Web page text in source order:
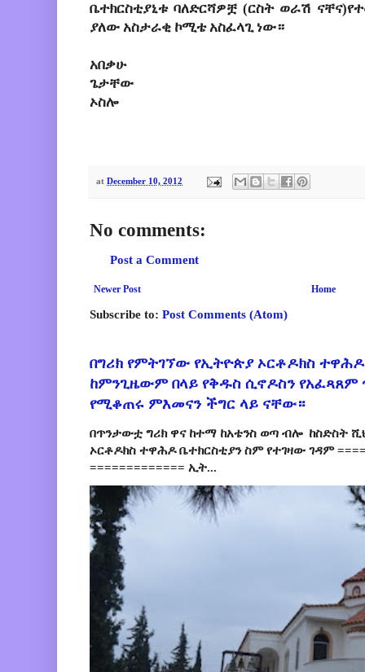
ቤተክርስቲያኒቱ ባለድርሻዎቿ (ርስት ወራሽ ናቸና)
ያለው አስታራቂ ኮሚቴ አስፈላጊ ነው።
አበቃሁ
ጌታቸው
ኦስሎ
at December 10, 2012
No comments:
Post a Comment
Newer Post Home
Subscribe to: Post Comments (Atom)
በግሪክ የምትገኘው የኢትዮጵያ ኦርቶዶክስ
ከምንጊዜውም በላይ የቅዱስ ሲኖዶስን የአፈጻጸም
የሚቆጠሩ ምእመናን ችግር ላይ ናቸው።
በጥንታውቷ ግሪክ ዋና ከተማ ከአቴንስ ወጣ ብሎ ከስድስት
ኦርቶዶክስ ተዋሕዶ ቤተክርስቲያን ስም የተገዛው ገዳም
============= ኢት...